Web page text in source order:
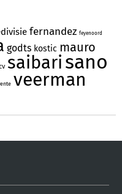
fernandez feyenoord
godts kostic mauro
saibari sano
veerman